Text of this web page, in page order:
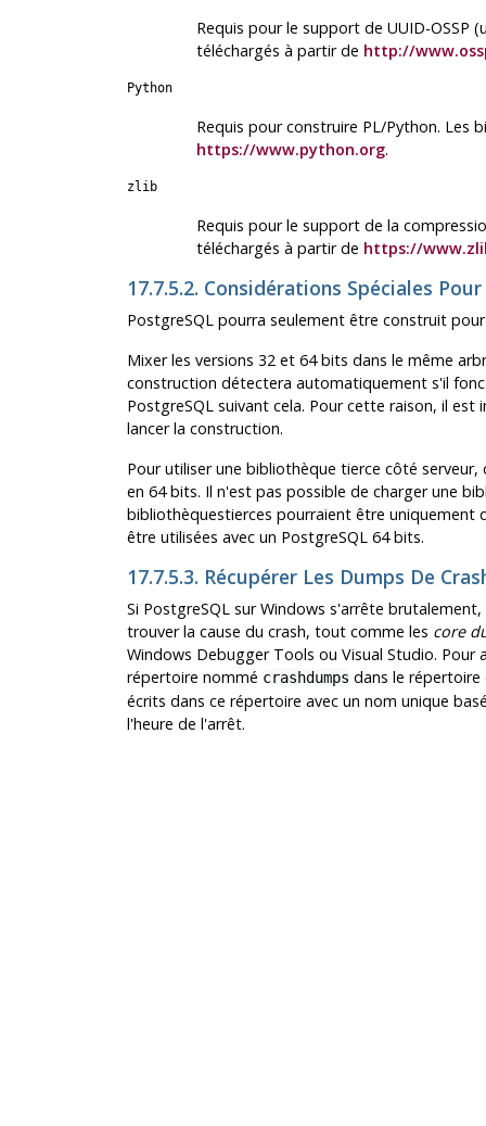
Requis pour le support de UUID-OSSP
téléchargés à partir de http://
Python
Requis pour construire PL/Python. Les
https://www.python.org.
zlib
Requis pour le support de la
téléchargés à partir de https://
17.7.5.2. Considérations Spéciales
PostgreSQL pourra seulement être construit
Mixer les versions 32 et 64 bits dans le même
construction détectera automatiquement s'il
PostgreSQL suivant cela. Pour cette raison, il
lancer la construction.
Pour utiliser une bibliothèque tierce côté
en 64 bits. Il n'est pas possible de charger une
bibliothèquestierces pourraient être uniquement
être utilisées avec un PostgreSQL 64 bits.
17.7.5.3. Récupérer Les Dumps De
Si PostgreSQL sur Windows s'arrête
trouver la cause du crash, tout comme les core
Windows Debugger Tools ou Visual Studio. Pour
répertoire nommé crashdumps dans le
écrits dans ce répertoire avec un nom unique
l'heure de l'arrêt.